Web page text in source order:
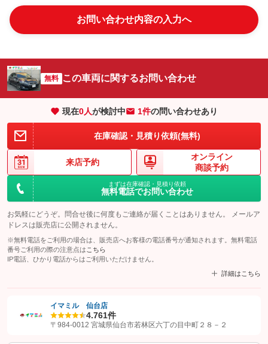
お問い合わせ内容の入力へ
無料 この車両に関するお問い合わせ
現在0人が検討中 1件の問い合わせあり
在庫確認・見積り依頼(無料)
来店予約
オンライン
商談予約
まずは在庫確認・見積り依頼
無料電話でお問い合わせ
お気軽にどうぞ。問合せ後に何度もご連絡が届くことはありません。 メールア
ドレスは販売店に公開されません。
※無料電話をご利用の場合は、販売店へお客様の電話番号が通知されます。無料電話
番号ご利用の際の注意点は こちら
IP電話、ひかり電話からはご利用いただけません。
詳細はこちら
認証画面でグーネットを友だち追加してから「許可する」ボタンを押
イマミル 仙台店
4.761件
〒984-0012 宮城県仙台市若林区六丁の目中町２８－２